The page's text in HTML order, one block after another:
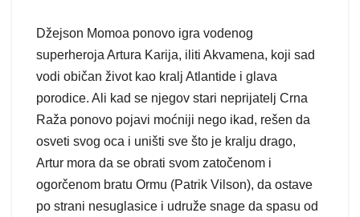
Džejson Momoa ponovo igra vodenog
superheroja Artura Karija, iliti Akvamena, koji sad
vodi običan život kao kralj Atlantide i glava
porodice. Ali kad se njegov stari neprijatelj Crna
Raža ponovo pojavi moćniji nego ikad, rešen da
osveti svog oca i uništi sve što je kralju drago,
Artur mora da se obrati svom zatočenom i
ogorčenom bratu Ormu (Patrik Vilson), da ostave
po strani nesuglasice i udruže snage da spasu od